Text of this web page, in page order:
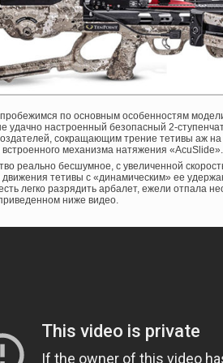
по основным особенностям
удачно настроенный безопасный 2-
сокращающим трение тетивы аж
механизма натяжения «AcuSlide».
реально бесшумное, с увеличенной
движения тетивы с «динамическим» ее
легко разрядить арбалет, ежели отпала
ниже видео.